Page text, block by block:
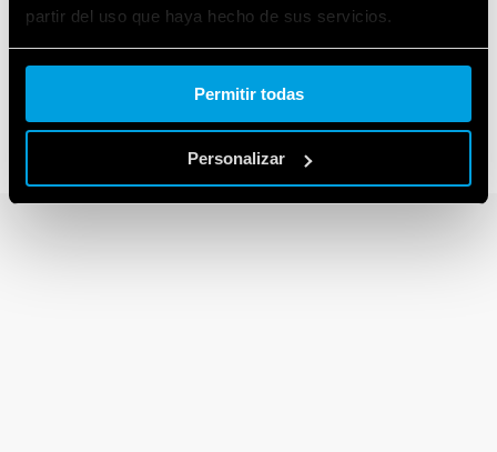
partir del uso que haya hecho de sus servicios.
Cookie policy.
Permitir todas
Personalizar
SERIE 14
Automáticos de escalera 16 A